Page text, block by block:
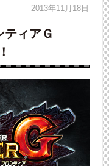
2013年11月18日
ティアＧ